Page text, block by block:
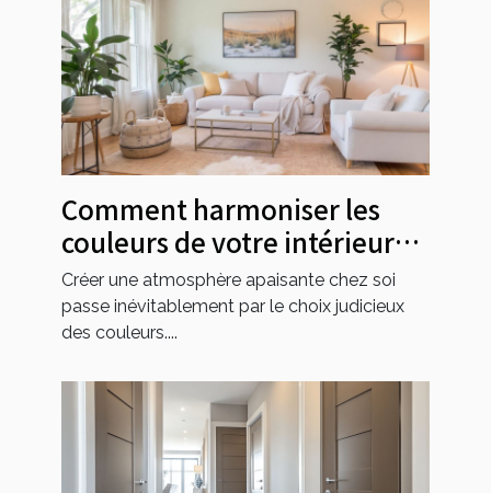
Comment harmoniser les
couleurs de votre intérieur
pour un espace apaisant ?
Créer une atmosphère apaisante chez soi
passe inévitablement par le choix judicieux
des couleurs....